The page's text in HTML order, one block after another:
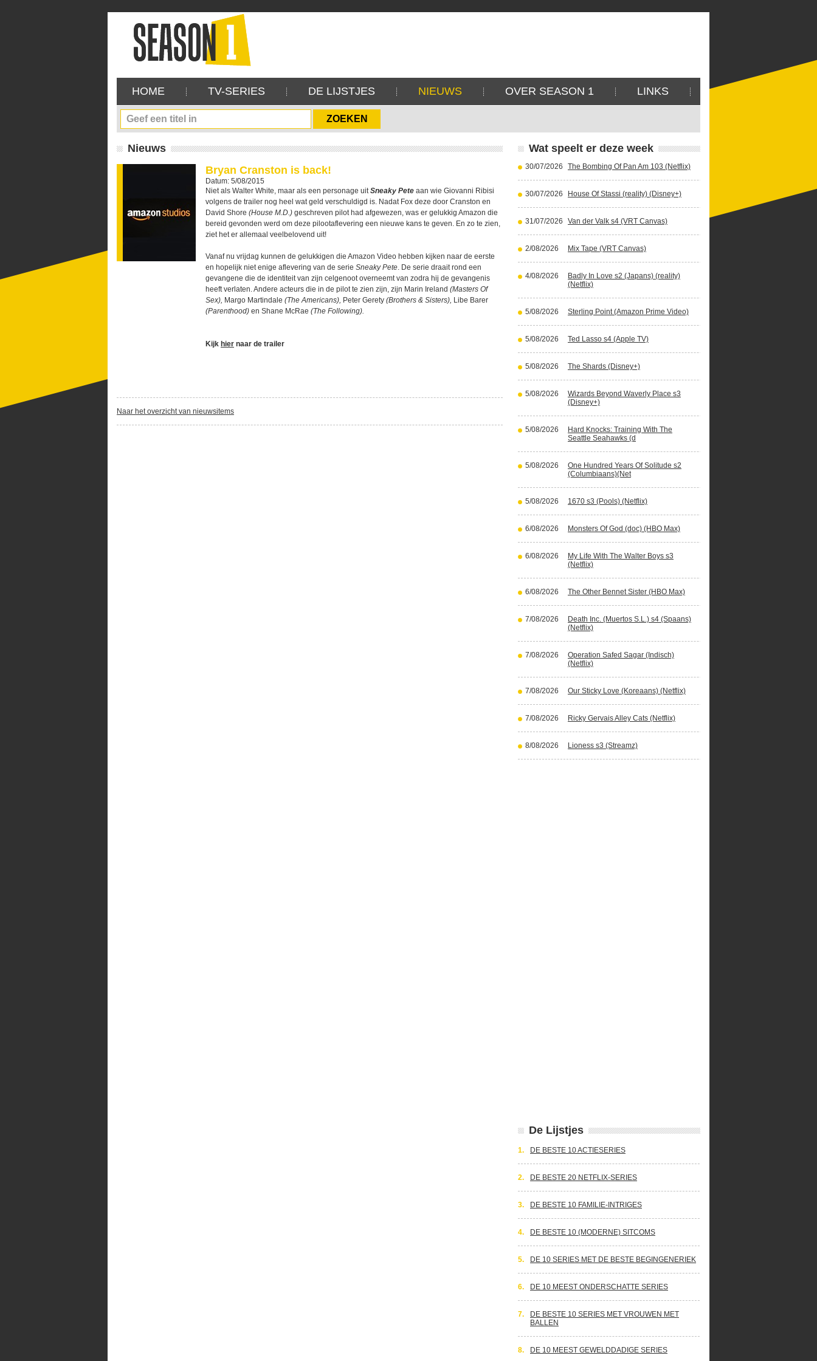
HOME TV-SERIES DE LIJSTJES NIEUWS OVER SEASON 1 LINKS
Nieuws
Bryan Cranston is back!
Datum: 5/08/2015
Niet als Walter White, maar als een personage uitSneaky Pete aan wie Giovanni Ribisi
volgens de trailer nog heel wat geld verschuldigd is. Nadat Fox deze door Cranston en
David Shore (House M.D.) geschreven pilot had afgewezen, was er gelukkig Amazon die
bereid gevonden werd om deze pilootaflevering een nieuwe kans te geven. En zo te zien,
ziet het er allemaal veelbelovend uit!
Vanaf nu vrijdag kunnen de gelukkigen die Amazon Video hebben kijken naar de eerste
en hopelijk niet enige aflevering van de serie Sneaky Pete. De serie draait rond een
gevangene die de identiteit van zijn celgenoot overneemt van zodra hij de gevangenis
heeft verlaten. Andere acteurs die in de pilot te zien zijn, zijn Marin Ireland (Masters Of
Sex), Margo Martindale (The Americans), Peter Gerety (Brothers & Sisters), Libe Barer
(Parenthood) en Shane McRae (The Following).
Kijk hier naar de trailer
Naar het overzicht van nieuwsitems
Wat speelt er deze week
30/07/2026 The Bombing Of Pan Am 103 (Netflix)
30/07/2026 House Of Stassi (reality) (Disney+)
31/07/2026 Van der Valk s4 (VRT Canvas)
2/08/2026 Mix Tape (VRT Canvas)
4/08/2026
Badly In Love s2 (Japans) (reality)
(Netflix)
5/08/2026 Sterling Point (Amazon Prime Video)
5/08/2026 Ted Lasso s4 (Apple TV)
5/08/2026 The Shards (Disney+)
5/08/2026
Wizards Beyond Waverly Place s3
(Disney+)
5/08/2026
Hard Knocks: Training With The
Seattle Seahawks (d
5/08/2026
One Hundred Years Of Solitude s2
(Columbiaans)(Net
5/08/2026 1670 s3 (Pools) (Netflix)
6/08/2026 Monsters Of God (doc) (HBO Max)
6/08/2026
My Life With The Walter Boys s3
(Netflix)
6/08/2026 The Other Bennet Sister (HBO Max)
7/08/2026
Death Inc. (Muertos S.L.) s4 (Spaans)
(Netflix)
7/08/2026
Operation Safed Sagar (Indisch)
(Netflix)
7/08/2026 Our Sticky Love (Koreaans) (Netflix)
7/08/2026 Ricky Gervais Alley Cats (Netflix)
8/08/2026 Lioness s3 (Streamz)
De Lijstjes
1. DE BESTE 10 ACTIESERIES
2. DE BESTE 20 NETFLIX-SERIES
3. DE BESTE 10 FAMILIE-INTRIGES
4. DE BESTE 10 (MODERNE) SITCOMS
5. DE 10 SERIES MET DE BESTE BEGINGENERIEK
6. DE 10 MEEST ONDERSCHATTE SERIES
7.
DE BESTE 10 SERIES MET VROUWEN MET
BALLEN
8. DE 10 MEEST GEWELDDADIGE SERIES